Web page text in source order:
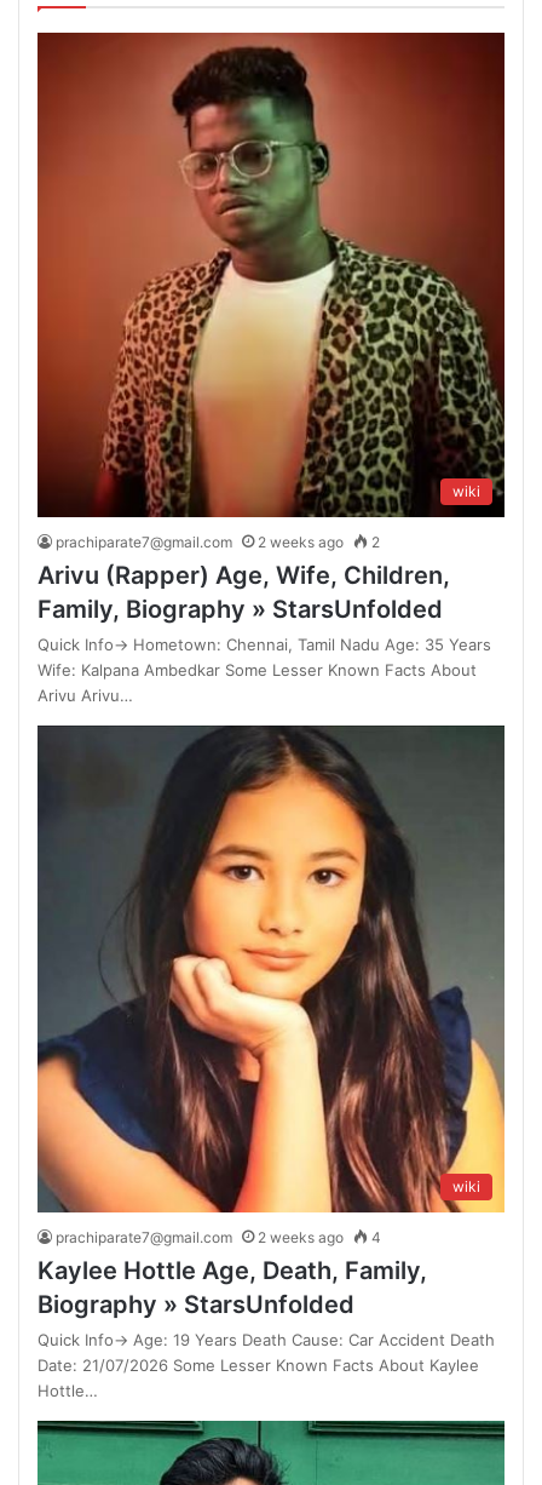
wiki
prachiparate7@gmail.com 2 weeks ago 2
Arivu (Rapper) Age, Wife, Children,
Family, Biography » StarsUnfolded
Quick Info→ Hometown: Chennai, Tamil Nadu Age: 35 Years
Wife: Kalpana Ambedkar Some Lesser Known Facts About
Arivu Arivu…
wiki
prachiparate7@gmail.com 2 weeks ago 4
Kaylee Hottle Age, Death, Family,
Biography » StarsUnfolded
Quick Info→ Age: 19 Years Death Cause: Car Accident Death
Date: 21/07/2026 Some Lesser Known Facts About Kaylee
Hottle…